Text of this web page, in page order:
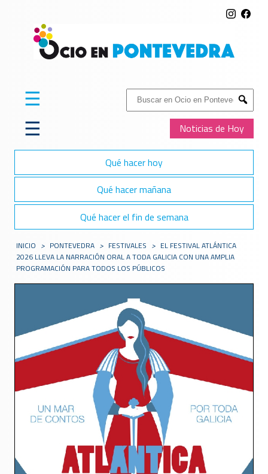
Buscar:
Submit
Noticias de Hoy
☰
☰
Qué hacer hoy
Qué hacer mañana
Qué hacer el fin de semana
INICIO > PONTEVEDRA > FESTIVALES > EL FESTIVAL ATLÁNTICA
2026 LLEVA LA NARRACIÓN ORAL A TODA GALICIA CON UNA AMPLIA
PROGRAMACIÓN PARA TODOS LOS PÚBLICOS